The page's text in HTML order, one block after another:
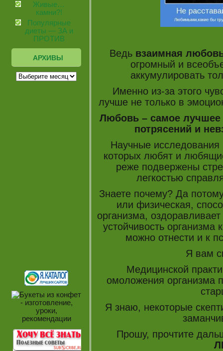
Живые…
камни?!
Популярные
диеты — ЗА и
ПРОТИВ
АРХИВЫ Ведь взаимная
огромный и
аккумулировать
Именно из-за этого
лучше не только в
Любовь – самое лучшее
потрясений и
Научные
которых любят и
реже подвержены
легкостью
Знаете почему? Да
или физическая,
организма,
устойчивость
можно отнести и к
Я вам
Медицинской
омоложения организма
Я знаю, некоторые
Прошу, прочтите